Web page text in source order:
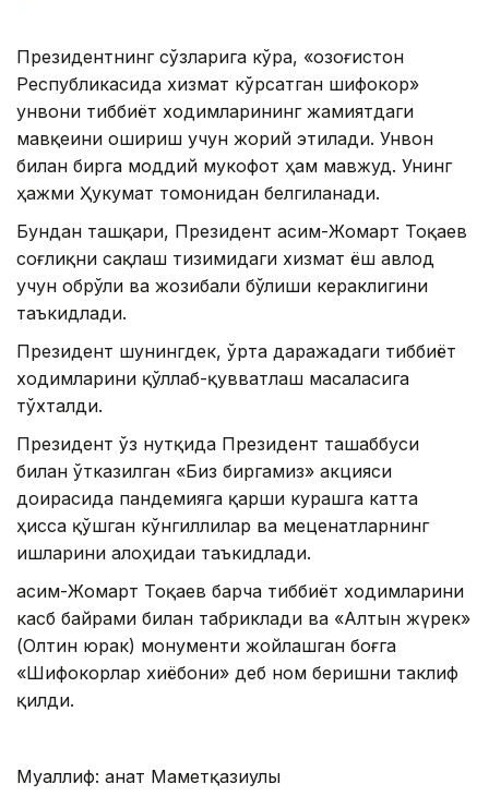
Президентнинг сўзларига кўра, «Қозоғистон
Республикасида хизмат кўрсатган шифокор»
унвони тиббиёт ходимларининг жамиятдаги
мавқеини ошириш учун жорий этилади. Унвон
билан бирга моддий мукофот ҳам мавжуд. Унинг
ҳажми Ҳукумат томонидан белгиланади.
Бундан ташқари, Президент Қасим-Жомарт Тоқаев
соғлиқни сақлаш тизимидаги хизмат ёш авлод
учун обрўли ва жозибали бўлиши кераклигини
таъкидлади.
Президент шунингдек, ўрта даражадаги тиббиёт
ходимларини қўллаб-қувватлаш масаласига
тўхталди.
Президент ўз нутқида Президент ташаббуси
билан ўтказилган «Биз биргамиз» акцияси
доирасида пандемияга қарши курашга катта
ҳисса қўшган кўнгиллилар ва меценатларнинг
ишларини алоҳидаи таъкидлади.
Қасим-Жомарт Тоқаев барча тиббиёт ходимларини
касб байрами билан табриклади ва «Алтын жүрек»
(Олтин юрак) монументи жойлашган боғга
«Шифокорлар хиёбони» деб ном беришни таклиф
қилди.
Муаллиф: Қанат Маметқазиулы